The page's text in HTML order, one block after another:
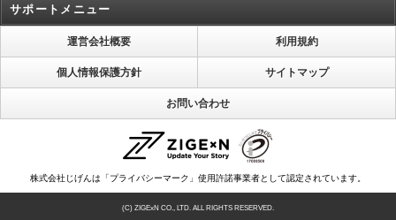
サポートメニュー
運営会社概要 利用規約
個人情報保護方針 サイトマップ
お問い合わせ
株式会社じげんは「プライバシーマーク」使用許諾事業者として認定されています。
(C) ZIGExN CO., LTD. ALL RIGHTS RESERVED.